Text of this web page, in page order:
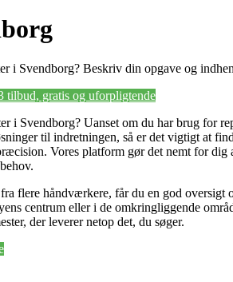
i Svendborg? Beskriv din opgave og
tilbud, gratis og uforpligtende
i Svendborg? Uanset om du har brug for
til indretningen, så er det vigtigt at
Vores platform gør det nemt for dig
flere håndværkere, får du en god oversigt
centrum eller i de omkringliggende
der leverer netop det, du søger.